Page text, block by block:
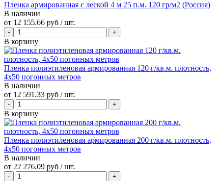
Пленка армированная с леской 4 м 25 п.м. 120 гр/м2 (Россия)
В наличии
от 12 155.66 руб / шт.
В корзину
Пленка полиэтиленовая армированная 120 г/кв.м. плотность,
4х50 погонных метров
В наличии
от 12 591.33 руб / шт.
В корзину
Пленка полиэтиленовая армированная 200 г/кв.м. плотность,
4х50 погонных метров
В наличии
от 22 276.09 руб / шт.